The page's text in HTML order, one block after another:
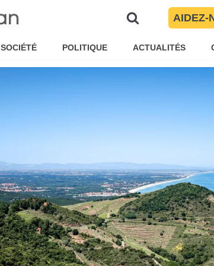
AIDEZ-
SOCIÉTÉ POLITIQUE ACTUALITÉS
Orientales
Torres Brèves